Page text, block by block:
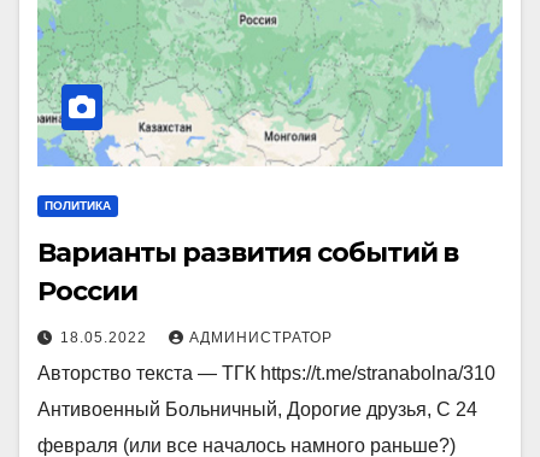
ПОЛИТИКА
Варианты развития событий в
России
18.05.2022 АДМИНИСТРАТОР
Авторство текста — ТГК https://t.me/stranabolna/310
Антивоенный Больничный, Дорогие друзья, С 24
февраля (или все началось намного раньше?)